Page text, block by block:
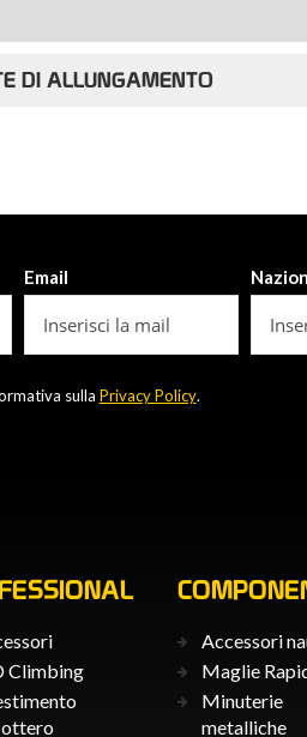
DI ALLUNGAMENTO
Email
sulla Privacy Policy.
Climbing
Accessori
Maglie
Minuterie
metalliche